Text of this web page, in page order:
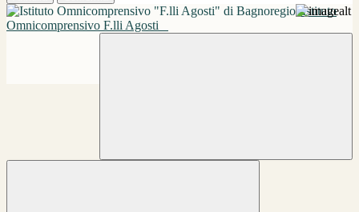
Istituto
Omnicomprensivo F.lli Agosti